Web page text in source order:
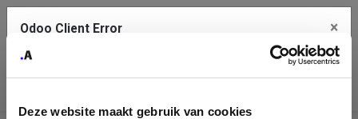
Deze website maakt gebruik van cookies
Odoo Client Error ×